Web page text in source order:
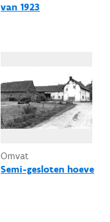
van 1923
Omvat
Semi-gesloten hoeve